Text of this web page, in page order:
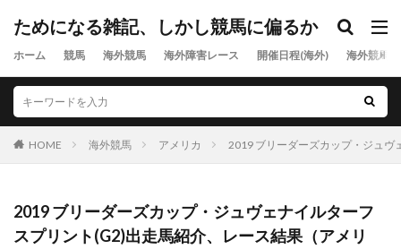
ためになる雑記、しかし競馬に偏るか
ホーム 競馬 海外競馬 海外障害レース 開催日程(海外) 海外競馬
HOME 海外競馬 アメリカ 2019 ブリーダーズカップ・ジュヴ
2019 ブリーダーズカップ・ジュヴェナイルターフ
スプリント(G2)出走馬紹介、レース結果（アメリ